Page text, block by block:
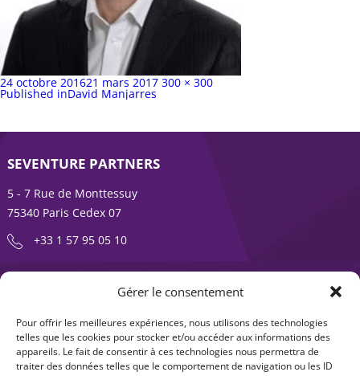
Gérer le consentement
Pour offrir les meilleures expériences, nous utilisons des technologies
telles que les cookies pour stocker et/ou accéder aux informations des
appareils. Le fait de consentir à ces technologies nous permettra de
traiter des données telles que le comportement de navigation ou les ID
Publié
sur
24 octobre 201621 mars 2017 Taille
300 × 300
Navigation
Published inDavid Manjarres
SEVENTURE PARTNERS
5 - 7 Rue de Monttessuy
75340 Paris Cedex 07
+33 1 57 95 05 10
ENTREPRENDRE EST UNE AVENTURE
À propos
Expertises
Offre produits
Actualités